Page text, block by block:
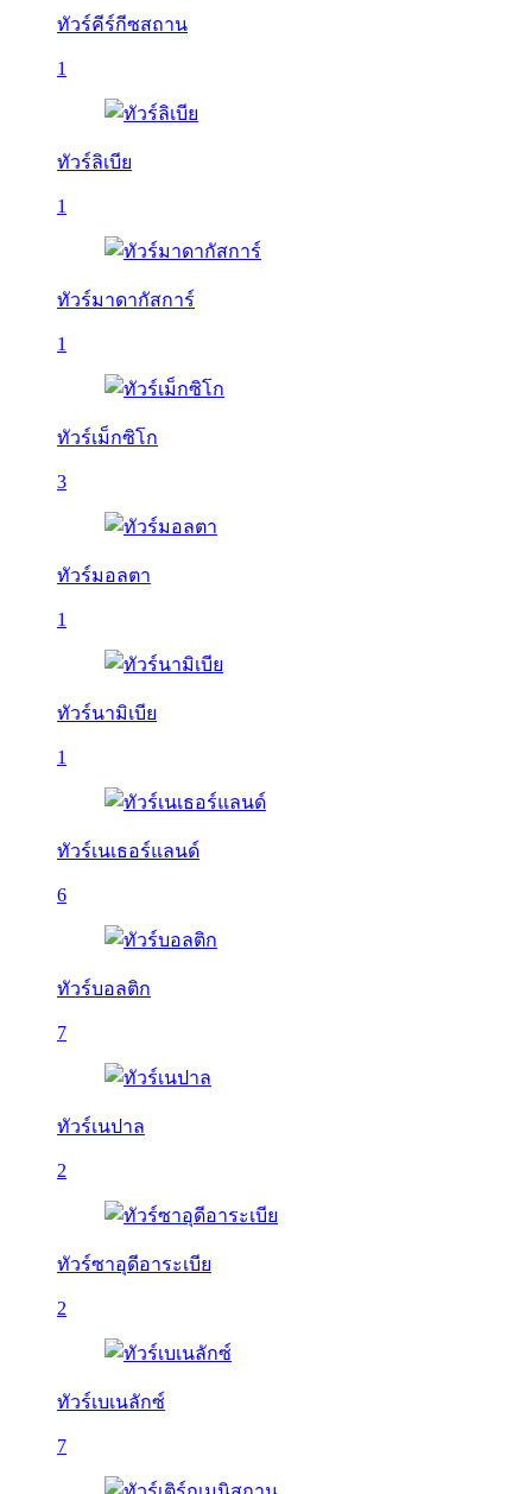
ทัวร์คีร์กีซสถาน
1
ทัวร์ลิเบีย
1
ทัวร์มาดากัสการ์
1
ทัวร์เม็กซิโก
3
ทัวร์มอลตา
1
ทัวร์นามิเบีย
1
ทัวร์เนเธอร์แลนด์
6
ทัวร์บอลติก
7
ทัวร์เนปาล
2
ทัวร์ซาอุดีอาระเบีย
2
ทัวร์เบเนลักซ์
7